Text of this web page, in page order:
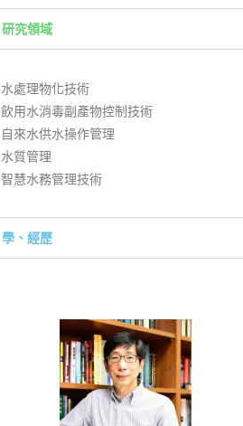
研究領域
水處理物化技術
飲用水消毒副產物控制技術
自來水供水操作管理
水質管理
智慧水務管理技術
學、經歷